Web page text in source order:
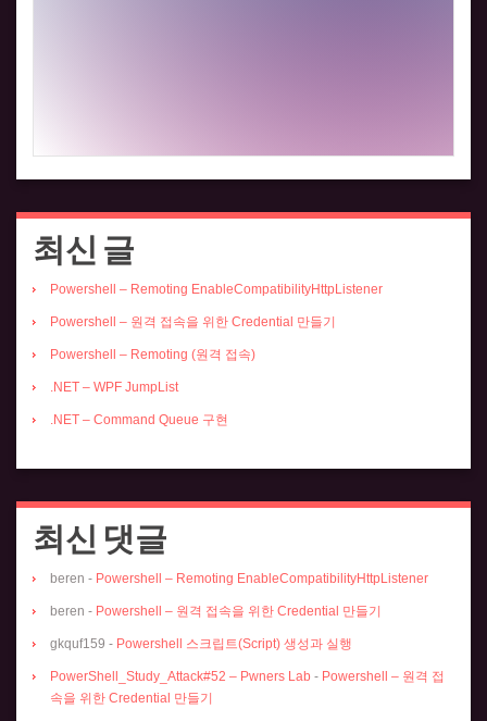
최신 글
Powershell – Remoting EnableCompatibilityHttpListener
Powershell – 원격 접속을 위한 Credential 만들기
Powershell – Remoting (원격 접속)
.NET – WPF JumpList
.NET – Command Queue 구현
최신 댓글
beren - Powershell – Remoting EnableCompatibilityHttpListener
beren - Powershell – 원격 접속을 위한 Credential 만들기
gkquf159 - Powershell 스크립트(Script) 생성과 실행
PowerShell_Study_Attack#52 – Pwners Lab - Powershell – 원격 접
속을 위한 Credential 만들기